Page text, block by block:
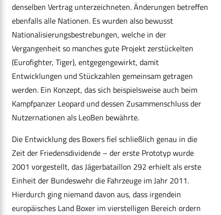
denselben Vertrag unterzeichneten. Änderungen betreffen
ebenfalls alle Nationen. Es wurden also bewusst
Nationalisierungsbestrebungen, welche in der
Vergangenheit so manches gute Projekt zerstückelten
(Eurofighter, Tiger), entgegengewirkt, damit
Entwicklungen und Stückzahlen gemeinsam getragen
werden. Ein Konzept, das sich beispielsweise auch beim
Kampfpanzer Leopard und dessen Zusammenschluss der
Nutzernationen als LeoBen bewährte.
Die Entwicklung des Boxers fiel schließlich genau in die
Zeit der Friedensdividende – der erste Prototyp wurde
2001 vorgestellt, das Jägerbataillon 292 erhielt als erste
Einheit der Bundeswehr die Fahrzeuge im Jahr 2011.
Hierdurch ging niemand davon aus, dass irgendein
europäisches Land Boxer im vierstelligen Bereich ordern